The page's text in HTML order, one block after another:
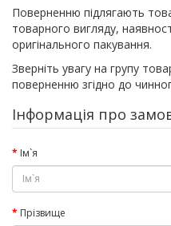
Поверненню підлягають
товарного вигляду,
оригінального пакування.
Зверніть увагу на групу
поверненню згідно до
Інформація про
Ім`я
Прізвище